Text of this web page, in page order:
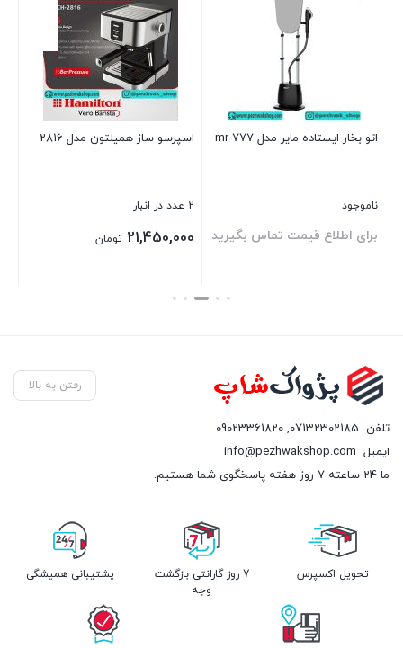
اتو بخار ایستاده مایر مدل mr-777
ناموجود
برای اطلاع قیمت تماس بگیرید
اسپرسو ساز همیلتون مدل 2816
2 عدد در انبار
21,450,000 تومان
بستن
رفتن به بالا
تلفن 07132302185
,
09023361820
ایمیل info@pezhwakshop.com
ما 24 ساعته 7 روز هفته پاسخگوی شما هستیم.
تحویل اکسپرس
7 روز گارانتی بازگشت
وجه
پشتیبانی همیشگی